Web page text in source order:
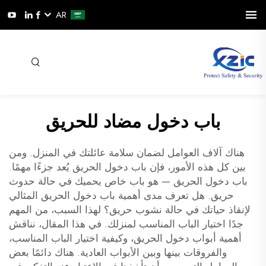
AR
باب دخول مضاد للحريق
هناك آلاف العوامل لضمان سلامة عائلتك في المنزل. ومن
بين كل هذه الأمور، فإن باب دخول الحريق يُعد جزءًا مهمًا.
باب دخول الحريق — هو باب خاص يحميك في حالة حدوث
حريق. هل تعرف مدى أهمية باب دخول الحريق المثالي
لإنقاذ حياتك في حالة نشوب حريق؟ لهذا السبب، من المهم
جدًا اختيار الباب المناسب لمنزلك. في هذا المقال، نناقش
أهمية أبواب دخول الحريق، وكيفية اختيار الباب المناسب،
والفروقات بينها وبين الأبواب العادية. هناك دائمًا بعض